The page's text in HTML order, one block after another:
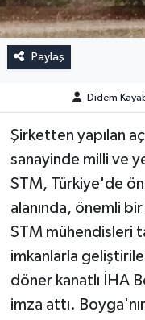
Paylaş
Didem
Şirketten yapılan
sanayinde milli ve
STM, Türkiye'de
alanında, önemli bir
STM mühendisleri
imkanlarla
döner kanatlı İHA
imza attı.